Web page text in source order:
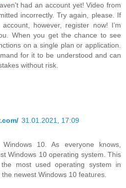
had an account yet! Video from
incorrectly. Try again, please. If
however, register now! I’m
When you get the chance to see
on a single plan or application.
for it to be understood and can
without risk.
31.01.2021, 17:09
10. As everyone knows,
Windows 10 operating system. This
most used operating system in
newest Windows 10 features.